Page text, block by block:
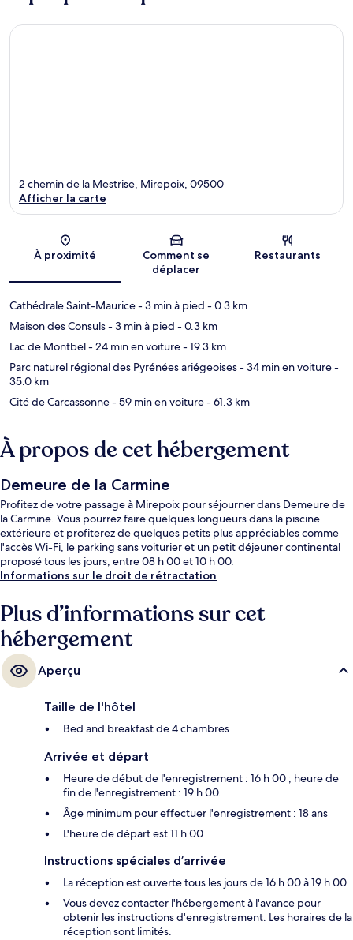
Carte
2 chemin de la Mestrise, Mirepoix, 09500
Afficher la carte
À proximité
Comment se
déplacer
Restaurants
Cathédrale Saint-Maurice- 3 min à pied - 0.3 km
Maison des Consuls- 3 min à pied - 0.3 km
Lac de Montbel- 24 min en voiture- 19.3 km
Parc naturel régional des Pyrénées ariégeoises- 34 min en voiture-
35.0 km
Cité de Carcassonne- 59 min en voiture- 61.3 km
À propos de cet hébergement
Demeure de la Carmine
Profitez de votre passage à Mirepoix pour séjourner dans Demeure de
la Carmine. Vous pourrez faire quelques longueurs dans la piscine
extérieure et profiterez de quelques petits plus appréciables comme
l'accès Wi-Fi, le parking sans voiturier et un petit déjeuner continental
proposé tous les jours, entre 08 h 00 et 10 h 00.
Informations sur le droit de rétractation
Plus d’informations sur cet
hébergement
Aperçu
Taille de l'hôtel
Bed and breakfast de 4 chambres
Arrivée et départ
Heure de début de l'enregistrement : 16 h 00 ; heure de
fin de l'enregistrement : 19 h 00.
Âge minimum pour effectuer l'enregistrement : 18 ans
L'heure de départ est 11 h 00
Instructions spéciales d’arrivée
La réception est ouverte tous les jours de 16 h 00 à 19 h 00
Vous devez contacter l'hébergement à l'avance pour
obtenir les instructions d'enregistrement. Les horaires de la
réception sont limités.